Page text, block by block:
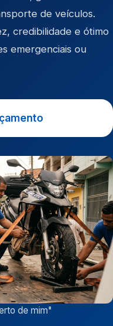
de veículos.
credibilidade e ótimo
emergenciais ou
de mim"